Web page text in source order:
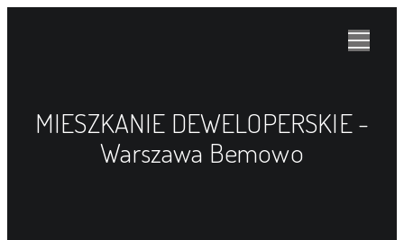
MIESZKANIE DEWELOPERSKIE -
Warszawa Bemowo